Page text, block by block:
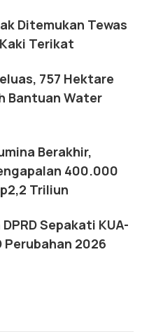
Ditemukan Tewas
Terikat
757 Hektare
Bantuan Water
Berakhir,
400.000
Triliun
Sepakati KUA-
Perubahan 2026